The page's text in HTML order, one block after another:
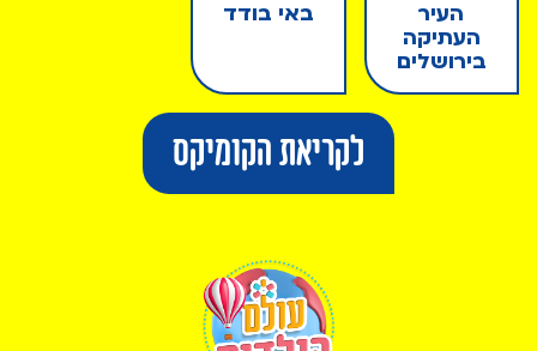
העיר
העתיקה
בירושלים
באי בודד
לקריאת הקומיקס